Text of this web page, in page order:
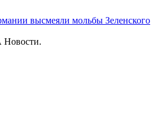
высмеяли мольбы Зеленского